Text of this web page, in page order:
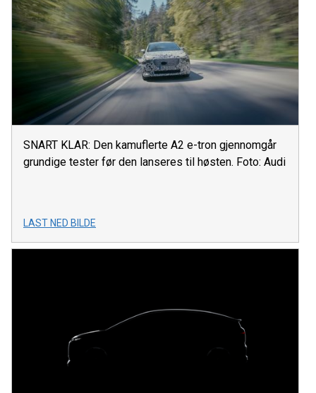
SNART KLAR: Den kamuflerte A2 e-tron gjennomgår
grundige tester før den lanseres til høsten. Foto: Audi
LAST NED BILDE